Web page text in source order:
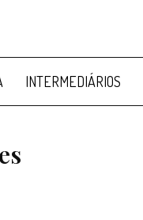
INTERMEDIÁRIOS